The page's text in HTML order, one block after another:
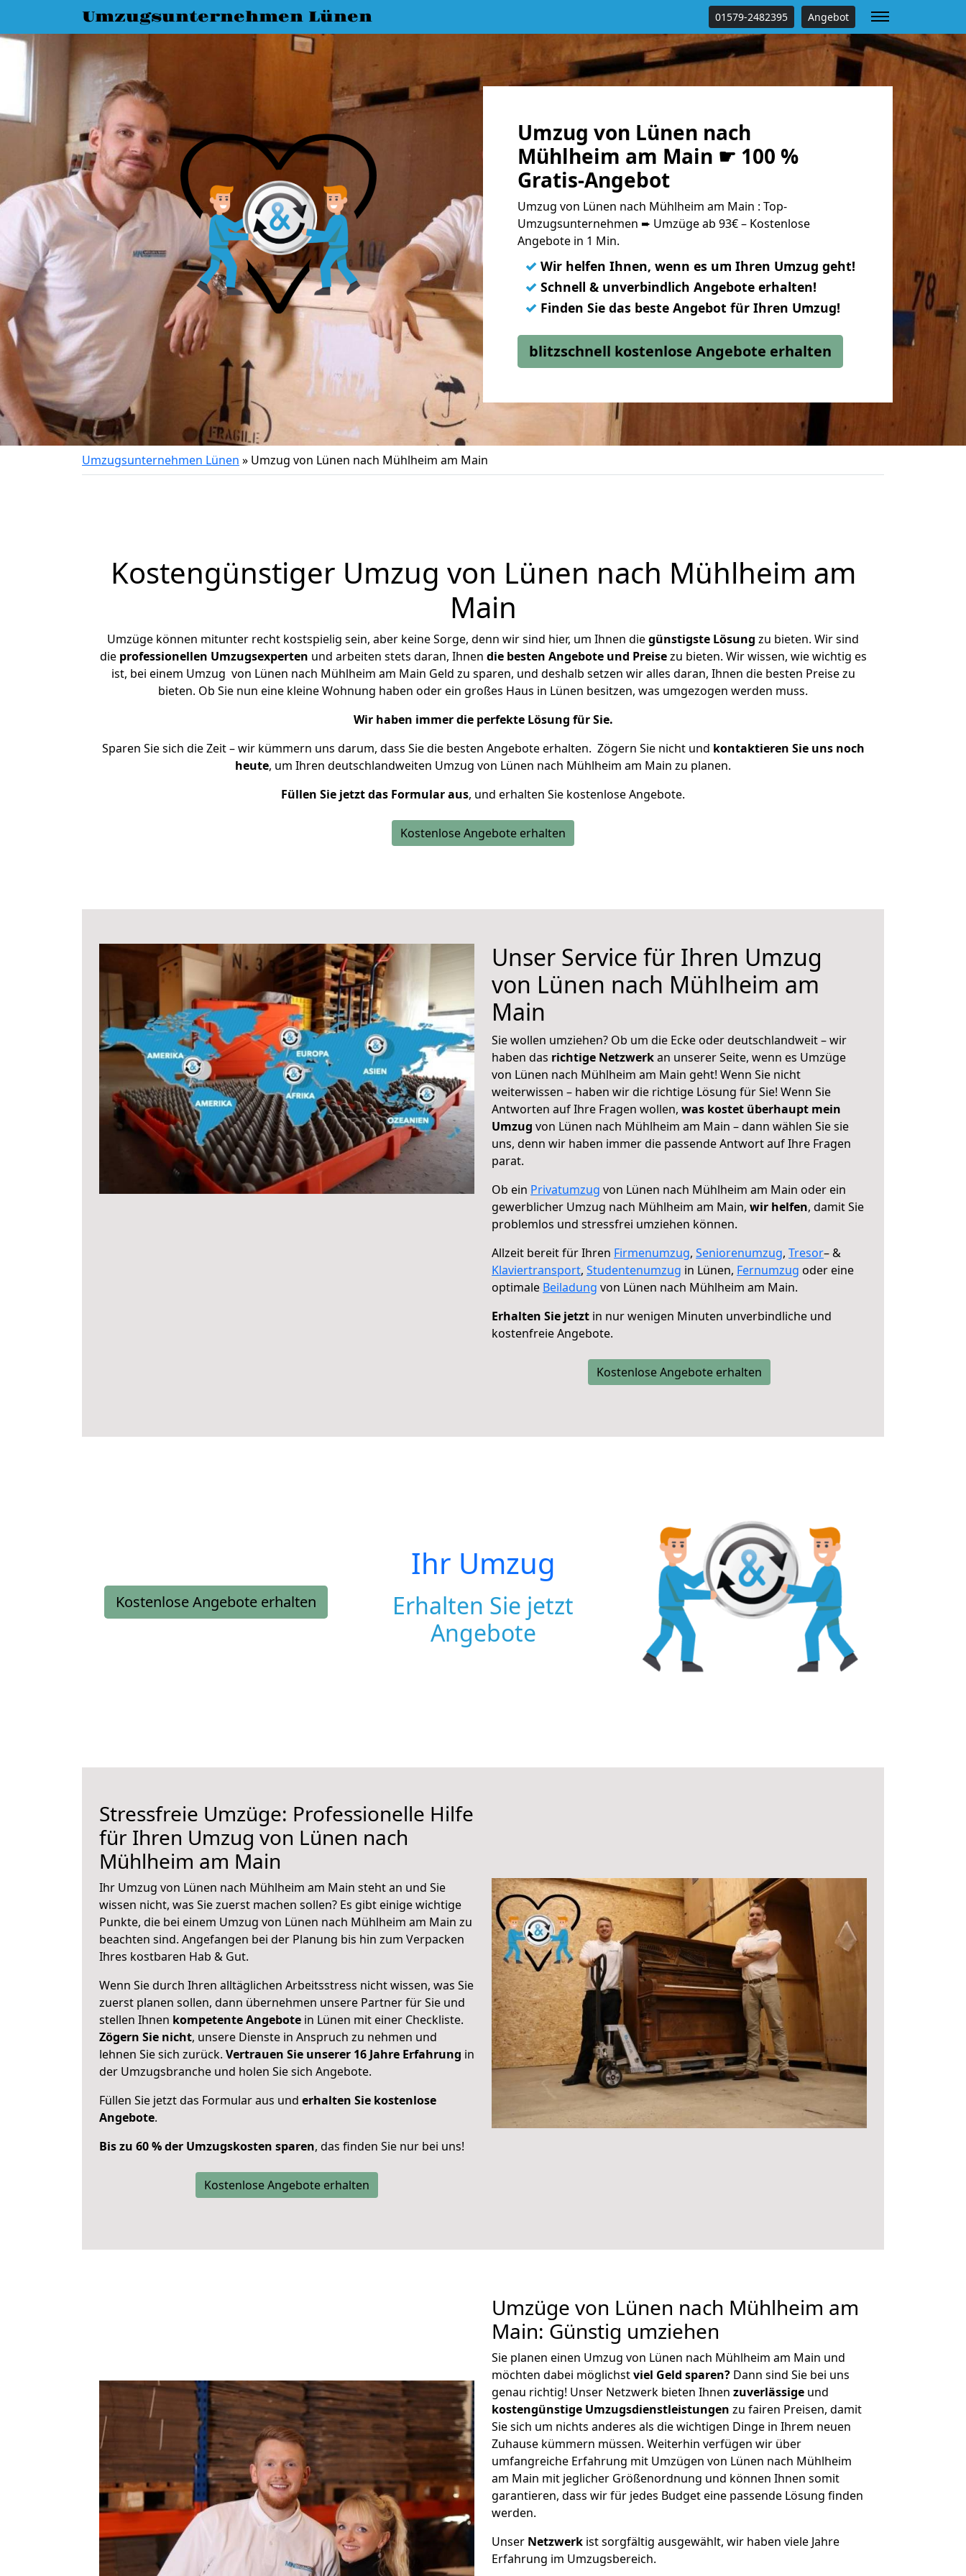
Umzugsunternehmen Lünen 01579-2482395 Angebot
Umzug von Lünen nach
Mühlheim am Main ☛ 100 %
Gratis-Angebot
Umzug von Lünen nach Mühlheim am Main : Top-
Umzugsunternehmen ➨ Umzüge ab 93€ – Kostenlose
Angebote in 1 Min.
✓ Wir helfen Ihnen, wenn es um Ihren Umzug geht!
✓ Schnell & unverbindlich Angebote erhalten!
✓ Finden Sie das beste Angebot für Ihren Umzug!
blitzschnell kostenlose Angebote erhalten
Umzugsunternehmen Lünen » Umzug von Lünen nach Mühlheim am Main
Kostengünstiger Umzug von Lünen nach Mühlheim am
Main
Umzüge können mitunter recht kostspielig sein, aber keine Sorge, denn wir sind hier, um Ihnen diegünstigste Lösung zu bieten. Wir sind
die professionellen Umzugsexperten und arbeiten stets daran, Ihnen die besten Angebote und Preisezu bieten. Wir wissen, wie wichtig es
ist, bei einem Umzug von Lünen nach Mühlheim am Main Geld zu sparen, und deshalb setzen wir alles daran, Ihnen die besten Preise zu
bieten. Ob Sie nun eine kleine Wohnung haben oder ein großes Haus in Lünen besitzen, was umgezogen werden muss.
Wir haben immer die perfekte Lösung für Sie.
Sparen Sie sich die Zeit – wir kümmern uns darum, dass Sie die besten Angebote erhalten. Zögern Sie nicht und kontaktieren Sie uns noch
heute, um Ihren deutschlandweiten Umzug von Lünen nach Mühlheim am Main zu planen.
Füllen Sie jetzt das Formular aus, und erhalten Sie kostenlose Angebote.
Kostenlose Angebote erhalten
Unser Service für Ihren Umzug
von Lünen nach Mühlheim am
Main
Sie wollen umziehen? Ob um die Ecke oder deutschlandweit – wir
haben das richtige Netzwerkan unserer Seite, wenn es Umzüge
von Lünen nach Mühlheim am Main geht! Wenn Sie nicht
weiterwissen – haben wir die richtige Lösung für Sie! Wenn Sie
Antworten auf Ihre Fragen wollen, was kostet überhaupt mein
Umzug von Lünen nach Mühlheim am Main – dann wählen Sie sie
uns, denn wir haben immer die passende Antwort auf Ihre Fragen
parat.
Ob ein Privatumzug von Lünen nach Mühlheim am Main oder ein
gewerblicher Umzug nach Mühlheim am Main, wir helfen, damit Sie
problemlos und stressfrei umziehen können.
Allzeit bereit für Ihren Firmenumzug, Seniorenumzug, Tresor– &
Klaviertransport, Studentenumzug in Lünen, Fernumzug oder eine
optimale Beiladung von Lünen nach Mühlheim am Main.
Erhalten Sie jetzt in nur wenigen Minuten unverbindliche und
kostenfreie Angebote.
Kostenlose Angebote erhalten
Kostenlose Angebote erhalten
Ihr Umzug
Erhalten Sie jetzt
Angebote
Stressfreie Umzüge: Professionelle Hilfe
für Ihren Umzug von Lünen nach
Mühlheim am Main
Ihr Umzug von Lünen nach Mühlheim am Main steht an und Sie
wissen nicht, was Sie zuerst machen sollen? Es gibt einige wichtige
Punkte, die bei einem Umzug von Lünen nach Mühlheim am Main zu
beachten sind. Angefangen bei der Planung bis hin zum Verpacken
Ihres kostbaren Hab & Gut.
Wenn Sie durch Ihren alltäglichen Arbeitsstress nicht wissen, was Sie
zuerst planen sollen, dann übernehmen unsere Partner für Sie und
stellen Ihnen kompetente Angebote in Lünen mit einer Checkliste.
Zögern Sie nicht, unsere Dienste in Anspruch zu nehmen und
lehnen Sie sich zurück. Vertrauen Sie unserer 16 Jahre Erfahrung in
der Umzugsbranche und holen Sie sich Angebote.
Füllen Sie jetzt das Formular aus und erhalten Sie kostenlose
Angebote.
Bis zu 60 % der Umzugskosten sparen, das finden Sie nur bei uns!
Kostenlose Angebote erhalten
Umzüge von Lünen nach Mühlheim am
Main: Günstig umziehen
Sie planen einen Umzug von Lünen nach Mühlheim am Main und
möchten dabei möglichstviel Geld sparen? Dann sind Sie bei uns
genau richtig! Unser Netzwerk bieten Ihnen zuverlässige und
kostengünstige Umzugsdienstleistungen zu fairen Preisen, damit
Sie sich um nichts anderes als die wichtigen Dinge in Ihrem neuen
Zuhause kümmern müssen. Weiterhin verfügen wir über
umfangreiche Erfahrung mit Umzügen von Lünen nach Mühlheim
am Main mit jeglicher Größenordnung und können Ihnen somit
garantieren, dass wir für jedes Budget eine passende Lösung finden
werden.
Unser Netzwerk ist sorgfältig ausgewählt, wir haben viele Jahre
Erfahrung im Umzugsbereich.